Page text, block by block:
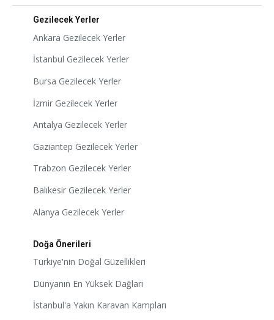
Gezilecek Yerler
Ankara Gezilecek Yerler
İstanbul Gezilecek Yerler
Bursa Gezilecek Yerler
İzmir Gezilecek Yerler
Antalya Gezilecek Yerler
Gaziantep Gezilecek Yerler
Trabzon Gezilecek Yerler
Balıkesir Gezilecek Yerler
Alanya Gezilecek Yerler
Doğa Önerileri
Türkiye'nin Doğal Güzellikleri
Dünyanın En Yüksek Dağları
İstanbul'a Yakın Karavan Kampları